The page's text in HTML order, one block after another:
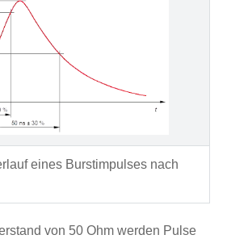
eines Burstimpulses nach
von 50 Ohm werden Pulse